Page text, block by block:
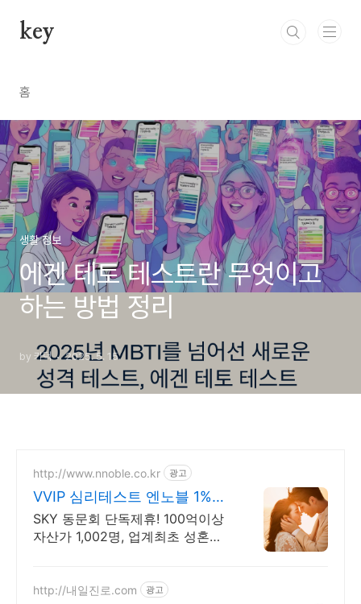
key
홈
생활 정보
에겐 테토 테스트란 무엇이고
하는 방법 정리
by 카덕 2025. 5. 15.
http://www.nnoble.co.kr 광고
VVIP 심리테스트 엔노블 1%를
위한 상류층 결정사
SKY 동문회 단독제휴! 100억이상
자산가 1,002명, 업계최초 성혼주
성가족부장관대상 2회수상
http://내일진로.com 광고